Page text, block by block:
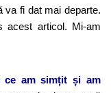
va fi dat mai departe.
articol. Mi-am
ce am simțit și am